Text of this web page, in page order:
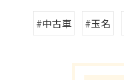
#中古車 #玉名